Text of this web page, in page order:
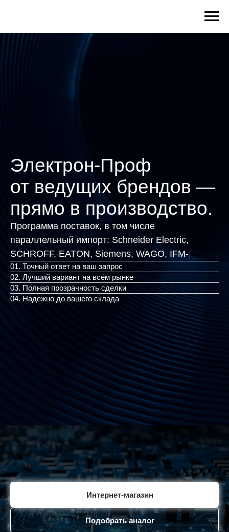
Электрон-Проф
от ведущих брендов —
прямо в производство.
Программа поставок, в том числе
параллельный импорт: Schneider Electric,
SCHROFF, EATON, Siemen|
01. Точный ответ на ваш запрос
02. Лучший вариант на всём рынке
03. Полная прозрачность сделки
04. Надежно до вашего склада
Интернет-магазин
Подобрать аналог